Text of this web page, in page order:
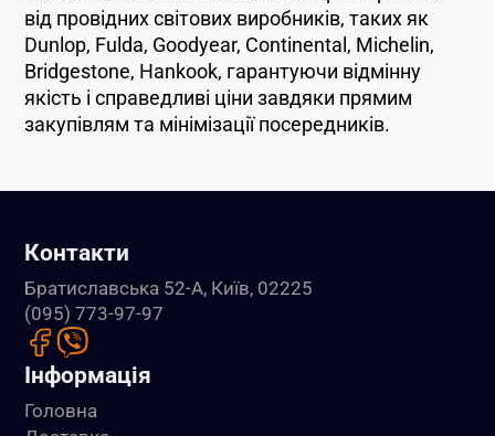
від провідних світових виробників, таких як
Dunlop, Fulda, Goodyear, Continental, Michelin,
Bridgestone, Hankook, гарантуючи відмінну
якість і справедливі ціни завдяки прямим
закупівлям та мінімізації посередників.
Контакти
Братиславська 52-А, Київ, 02225
(095) 773-97-97
Інформація
Головна